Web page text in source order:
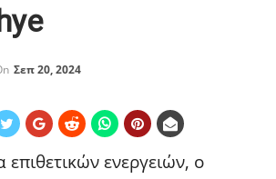
Σεπ 20, 2024
ενεργειών, ο